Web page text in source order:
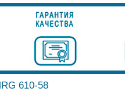
610-58